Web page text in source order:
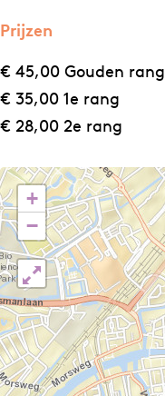
Prijzen
€ 45,00 Gouden rang
€ 35,00 1e rang
€ 28,00 2e rang
+
−